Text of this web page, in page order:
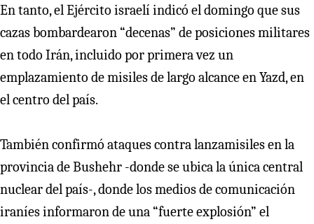
En tanto, el Ejército israelí indicó el domingo que sus
cazas bombardearon “decenas” de posiciones militares
en todo Irán, incluido por primera vez un
emplazamiento de misiles de largo alcance en Yazd, en
el centro del país.
También confirmó ataques contra lanzamisiles en la
provincia de Bushehr -donde se ubica la única central
nuclear del país-, donde los medios de comunicación
iraníes informaron de una “fuerte explosión” el